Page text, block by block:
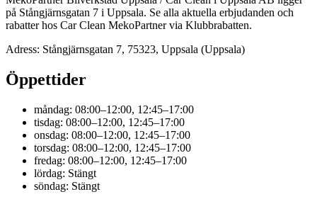
på Stångjärnsgatan 7 i Uppsala. Se alla aktuella erbjudanden och
rabatter hos Car Clean MekoPartner via Klubbrabatten.
Adress: Stångjärnsgatan 7, 75323, Uppsala (Uppsala)
Öppettider
måndag: 08:00–12:00, 12:45–17:00
tisdag: 08:00–12:00, 12:45–17:00
onsdag: 08:00–12:00, 12:45–17:00
torsdag: 08:00–12:00, 12:45–17:00
fredag: 08:00–12:00, 12:45–17:00
lördag: Stängt
söndag: Stängt